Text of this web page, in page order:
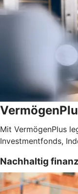
Mit VermögenPlus
Investmentfonds,
Nachhaltig